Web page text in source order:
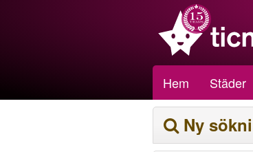
Hem Städer
Ny